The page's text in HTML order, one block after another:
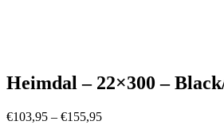
Heimdal – 22×300 –
€103,95 – €155,95Prisinterval: